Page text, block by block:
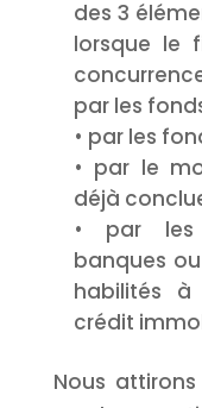
des 3
lorsque le
par les
• par les
• par le
déjà
• par les
banques
habilités
crédit
Nous